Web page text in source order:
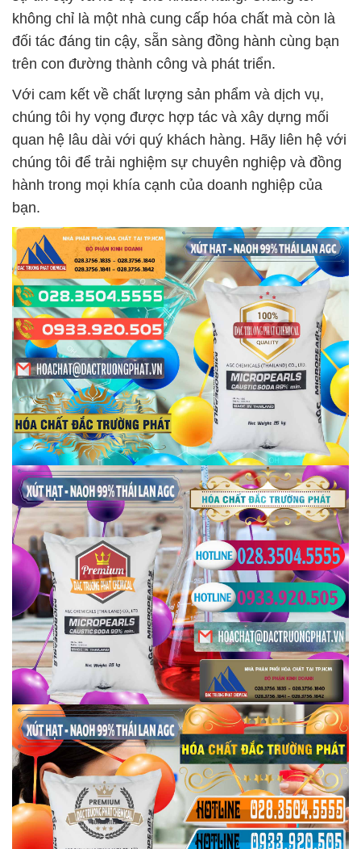
không chỉ là một nhà cung cấp hóa chất mà còn là
đối tác đáng tin cậy, sẵn sàng đồng hành cùng bạn
trên con đường thành công và phát triển.
Với cam kết về chất lượng sản phẩm và dịch vụ,
chúng tôi hy vọng được hợp tác và xây dựng mối
quan hệ lâu dài với quý khách hàng. Hãy liên hệ với
chúng tôi để trải nghiệm sự chuyên nghiệp và đồng
hành trong mọi khía cạnh của doanh nghiệp của
bạn.